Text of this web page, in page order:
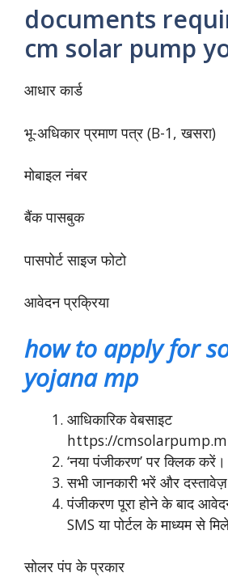
documents
cm solar pump
आधार कार्ड
भू-अधिकार प्रमाण पत्र (B-1, खसरा)
मोबाइल नंबर
बैंक पासबुक
पासपोर्ट साइज फोटो
आवेदन प्रक्रिया
how to apply for
yojana mp
आधिकारिक वेबसाइट
https://
‘नया पंजीकरण’ पर क्लिक करें।
सभी जानकारी भरें और
पंजीकरण पूरा होने के बाद
SMS या पोर्टल के माध्यम से
सोलर पंप के प्रकार